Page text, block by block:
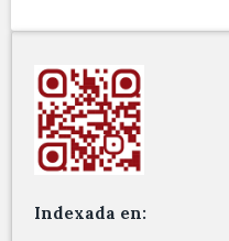
Indexada en: